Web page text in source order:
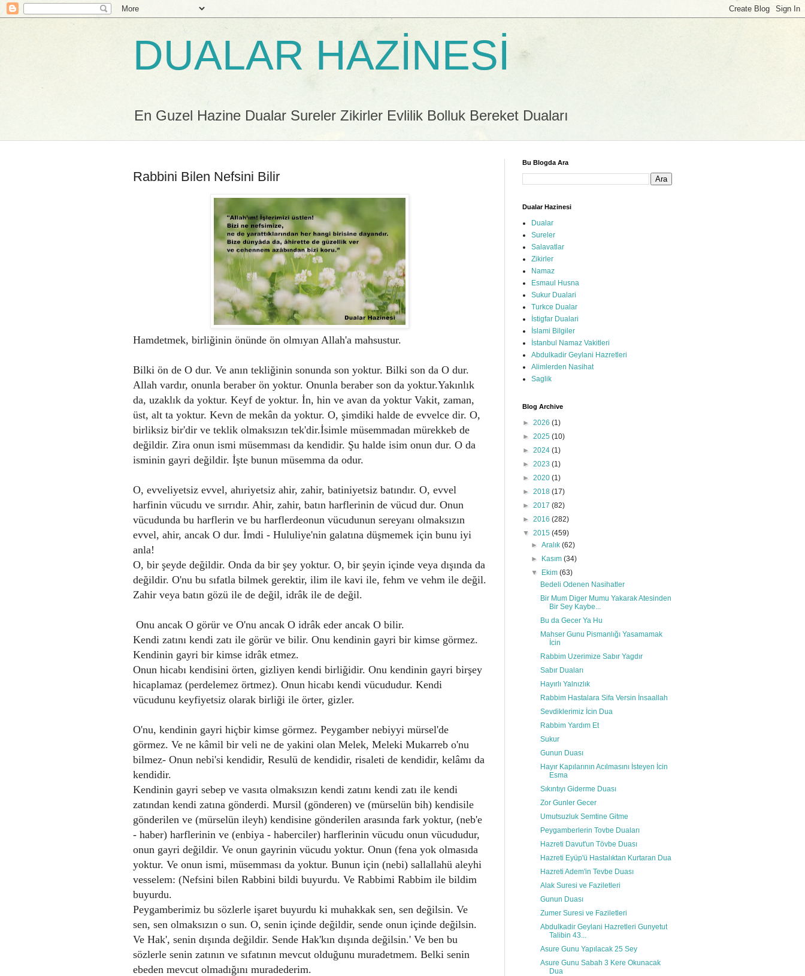
DUALAR HAZİNESİ
En Guzel Hazine Dualar Sureler Zikirler Evlilik Bolluk Bereket Duaları
Rabbini Bilen Nefsini Bilir
Hamdetmek, birliğinin önünde ön olmıyan Allah'a mahsustur.
Bilki ön de O dur. Ve anın tekliğinin sonunda son yoktur. Bilki son da O dur.
Allah vardır, onunla beraber ön yoktur. Onunla beraber son da yoktur.Yakınlık
da, uzaklık da yoktur. Keyf de yoktur. İn, hin ve avan da yoktur Vakit, zaman,
üst, alt ta yoktur. Kevn de mekân da yoktur. O, şimdiki halde de evvelce dir. O,
birliksiz bir'dir ve teklik olmaksızın tek'dir.İsimle müsemmadan mürekkeb de
değildir. Zira onun ismi müsemması da kendidir. Şu halde isim onun dur. O da
isminin gayri değildir. İşte bunun müsemma da odur.
O, evveliyetsiz evvel, ahıriyetsiz ahir, zahir, batiniyetsiz batındır. O, evvel
harfinin vücudu ve sırrıdır. Ahir, zahir, batın harflerinin de vücud dur. Onun
vücudunda bu harflerin ve bu harflerdeonun vücudunun sereyanı olmaksızın
evvel, ahir, ancak O dur. İmdi - Hululiye'nin galatına düşmemek için bunu iyi
anla!
O, bir şeyde değildir. Onda da bir şey yoktur. O, bir şeyin içinde veya dışında da
değildir. O'nu bu sıfatla bilmek gerektir, ilim ile kavi ile, fehm ve vehm ile değil.
Zahir veya batın gözü ile de değil, idrâk ile de değil.
Onu ancak O görür ve O'nu ancak O idrâk eder ancak O bilir.
Kendi zatını kendi zatı ile görür ve bilir. Onu kendinin gayri bir kimse görmez.
Kendinin gayri bir kimse idrâk etmez.
Onun hicabı kendisini örten, gizliyen kendi birliğidir. Onu kendinin gayri birşey
hicaplamaz (perdelemez örtmez). Onun hicabı kendi vücududur. Kendi
vücudunu keyfiyetsiz olarak birliği ile örter, gizler.
O'nu, kendinin gayri hiçbir kimse görmez. Peygamber nebiyyi mürsel'de
görmez. Ve ne kâmil bir veli ne de yakini olan Melek, Meleki Mukarreb o'nu
bilmez- Onun nebi'si kendidir, Resulü de kendidir, risaleti de kendidir, kelâmı da
kendidir.
Kendinin gayri sebep ve vasıta olmaksızın kendi zatını kendi zatı ile kendi
zatından kendi zatına gönderdi. Mursil (gönderen) ve (mürselün bih) kendisile
gönderilen ve (mürselün ileyh) kendisine gönderilen arasında fark yoktur, (neb'e
- haber) harflerinin ve (enbiya - haberciler) harflerinin vücudu onun vücududur,
onun gayri değildir. Ve onun gayrinin vücudu yoktur. Onun (fena yok olmasıda
yoktur. Ve onun ismi, müsemması da yoktur. Bunun için (nebi) sallallahü aleyhi
vesselem: (Nefsini bilen Rabbini bildi buyurdu. Ve Rabbimi Rabbim ile bildim
buyurdu.
Peygamberimiz bu sözlerle işaret buyurdu ki muhakkak sen, sen değilsin. Ve
sen, sen olmaksızın o sun. O, senin içinde değildir, sende onun içinde değilsin.
Ve Hak', senin dışında değildir. Sende Hak'kın dışında değilsin.' Ve ben bu
sözlerle senin zatının ve sıfatının mevcut olduğunu muradetmem. Belki senin
ebeden mevcut olmadığını muradederim.
Bu Blogda Ara
Dualar Hazinesi
Dualar
Sureler
Salavatlar
Zikirler
Namaz
Esmaul Husna
Sukur Dualari
Turkce Dualar
İstigfar Dualari
İslami Bilgiler
İstanbul Namaz Vakitleri
Abdulkadir Geylani Hazretleri
Alimlerden Nasihat
Saglik
Blog Archive
► 2026 (1)
► 2025 (10)
► 2024 (1)
► 2023 (1)
► 2020 (1)
► 2018 (17)
► 2017 (82)
► 2016 (282)
▼ 2015 (459)
►Aralık(62)
►
Kasım(34)
▼
Ekim(63)
Bedeli Odenen Nasihatler
Bir Mum Diger Mumu Yakarak Atesinden
Bir Sey Kaybe...
Bu da Gecer Ya Hu
Mahser Gunu Pismanlığı Yasamamak
İcin
Rabbim Uzerimize Sabır Yagdır
Sabır Duaları
Hayırlı Yalnızlık
Rabbim Hastalara Sifa Versin İnsaallah
Sevdiklerimiz İcin Dua
Rabbim Yardım Et
Sukur
Gunun Duası
Hayır Kapılarının Acılmasını İsteyen İcin
Esma
Sıkıntıyı Giderme Duası
Zor Gunler Gecer
Umutsuzluk Semtine Gitme
Peygamberlerin Tovbe Duaları
Hazreti Davut'un Tövbe Duası
Hazreti Eyüp'ü Hastalıktan Kurtaran Dua
Hazreti Adem'in Tevbe Duası
Alak Suresi ve Faziletleri
Gunun Duası
Zumer Suresi ve Faziletleri
Abdulkadir Geylani Hazretleri Gunyetut
Talibin 43...
Asure Gunu Yapılacak 25 Sey
Asure Gunu Sabah 3 Kere Okunacak
Dua